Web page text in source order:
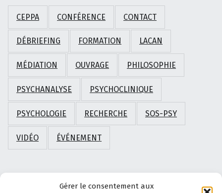
Gérer le consentement aux
CEPPA CONFÉRENCE CONTACT
DÉBRIEFING FORMATION LACAN
MÉDIATION OUVRAGE PHILOSOPHIE
PSYCHANALYSE PSYCHOCLINIQUE
PSYCHOLOGIE RECHERCHE SOS-PSY
VIDÉO ÉVÉNEMENT
Abonnez-vous à ce site par e-mail.